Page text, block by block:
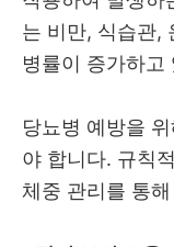
는 비만, 식습관,
병률이 증가하고
당뇨병 예방을
야 합니다. 규칙
체중 관리를 통